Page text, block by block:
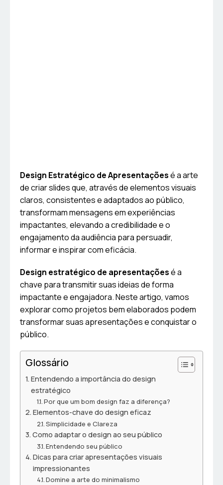
Design Estratégico de Apresentaçõesé a arte
de criar slides que, através de elementos visuais
claros, consistentes e adaptados ao público,
transformam mensagens em experiências
impactantes, elevando a credibilidade e o
engajamento da audiência para persuadir,
informar e inspirar com eficácia.
Design estratégico de apresentaçõesé a
chave para transmitir suas ideias de forma
impactante e engajadora. Neste artigo, vamos
explorar como projetos bem elaborados podem
transformar suas apresentações e conquistar o
público.
Glossário
Entendendo a importância do design
estratégico
Por que um bom design faz a diferença?
Elementos-chave do design eficaz
Simplicidade e Clareza
Como adaptar o design ao seu público
Entendendo seu público
Dicas para criar apresentações visuais
impressionantes
Domine a arte do minimalismo